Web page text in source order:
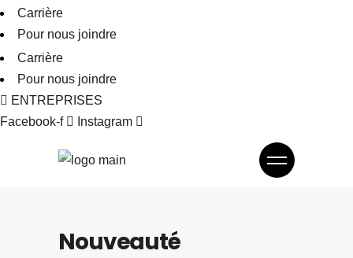
Carrière
Pour nous joindre
Carrière
Pour nous joindre
ENTREPRISES
Facebook-f
Instagram
Nouveauté